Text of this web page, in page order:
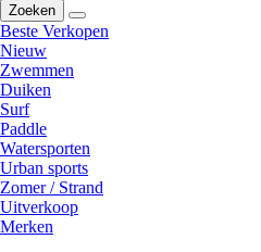
Zoeken
Beste Verkopen
Nieuw
Zwemmen
Duiken
Surf
Paddle
Watersporten
Urban sports
Zomer / Strand
Uitverkoop
Merken